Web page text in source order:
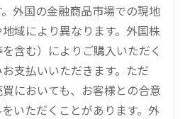
外国の金融商品市場での現地
域により異なります。外国株
含む）によりご購入いただく
支払いいただきます。ただ
においても、お客様との合意
いただくことがあります。外